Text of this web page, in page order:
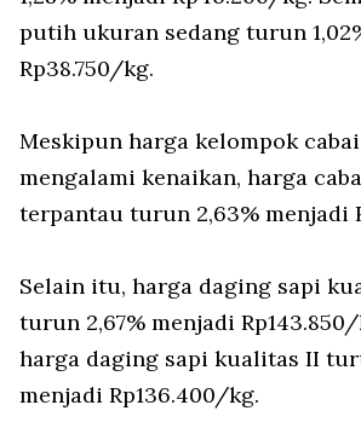
putih ukuran sedang turun
Rp38.750/kg.
Meskipun harga kelompok
mengalami kenaikan, harga
terpantau turun 2,63% menjadi
Selain itu, harga daging sapi
turun 2,67% menjadi
harga daging sapi kualitas II
menjadi Rp136.400/kg.